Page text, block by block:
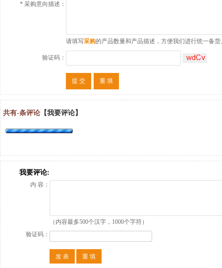
* 采购意向描述：
请填写采购的产品数量和产品描述，方便我们进行统一备货
验证码：
提 交 重 填
共有-条评论 【我要评论】
我要评论:
内 容：
（内容最多500个汉字，1000个字符）
验证码：